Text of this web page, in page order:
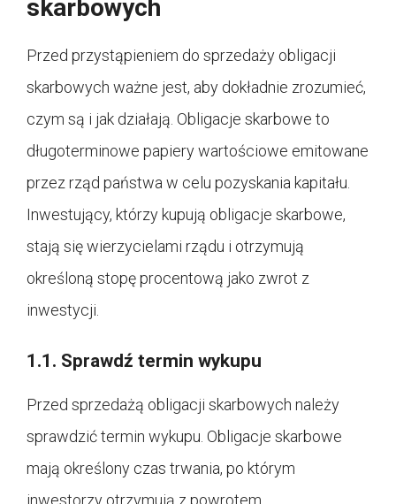
skarbowych
Przed przystąpieniem do sprzedaży obligacji
skarbowych ważne jest, aby dokładnie zrozumieć,
czym są i jak działają. Obligacje skarbowe to
długoterminowe papiery wartościowe emitowane
przez rząd państwa w celu pozyskania kapitału.
Inwestujący, którzy kupują obligacje skarbowe,
stają się wierzycielami rządu i otrzymują
określoną stopę procentową jako zwrot z
inwestycji.
1.1. Sprawdź termin wykupu
Przed sprzedażą obligacji skarbowych należy
sprawdzić termin wykupu. Obligacje skarbowe
mają określony czas trwania, po którym
inwestorzy otrzymują z powrotem